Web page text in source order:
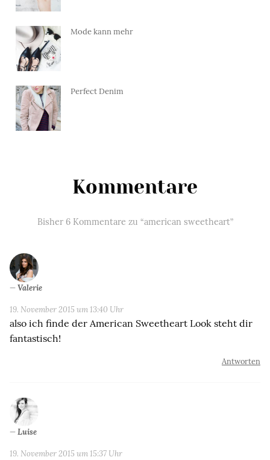
Mode kann mehr
Perfect Denim
Kommentare
Bisher 6 Kommentare zu “american sweetheart”
Valerie
19. November 2015 um 13:40 Uhr
also ich finde der American Sweetheart Look steht dir
fantastisch!
Antworten
Luise
19. November 2015 um 15:37 Uhr